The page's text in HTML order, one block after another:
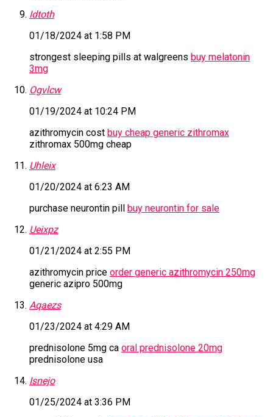
Idtoth
01/18/2024 at 1:58 PM
strongest sleeping pills at walgreens buy melatonin
3mg
Ogvlcw
01/19/2024 at 10:24 PM
azithromycin cost buy cheap generic zithromax
zithromax 500mg cheap
Uhleix
01/20/2024 at 6:23 AM
purchase neurontin pill buy neurontin for sale
Ueixpz
01/21/2024 at 2:55 PM
azithromycin price order generic azithromycin 250mg
generic azipro 500mg
Aqaezs
01/23/2024 at 4:29 AM
prednisolone 5mg ca oral prednisolone 20mg
prednisolone usa
Isnejo
01/25/2024 at 3:36 PM